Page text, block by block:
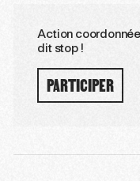
Action
dit stop !
PARTICIPER